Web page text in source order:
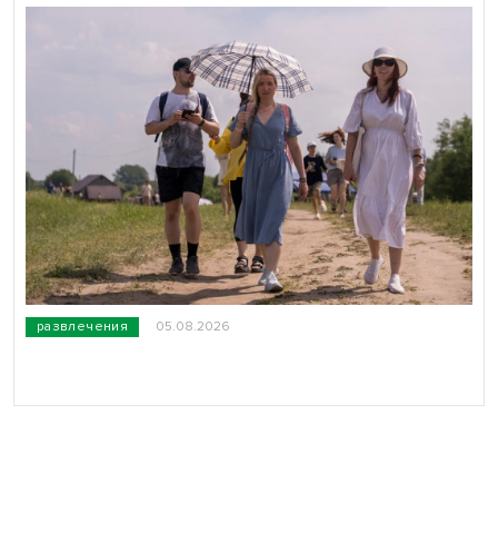
развлечения 05.08.2026